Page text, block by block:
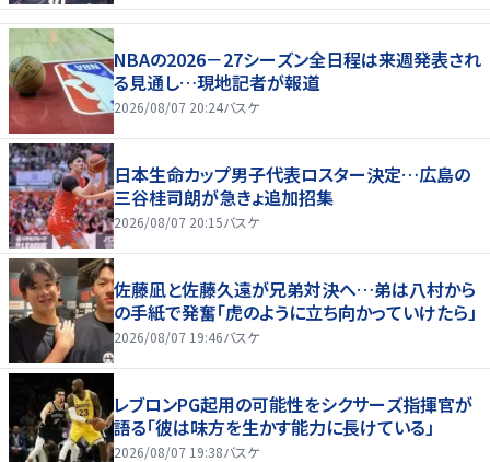
NBAの2026－27シーズン全日程は来週発表され
る見通し…現地記者が報道
2026/08/07 20:24バスケ
日本生命カップ男子代表ロスター決定…広島の
三谷桂司朗が急きょ追加招集
2026/08/07 20:15バスケ
佐藤凪と佐藤久遠が兄弟対決へ…弟は八村から
の手紙で発奮「虎のように立ち向かっていけたら」
2026/08/07 19:46バスケ
レブロンPG起用の可能性をシクサーズ指揮官が
語る「彼は味方を生かす能力に長けている」
2026/08/07 19:38バスケ